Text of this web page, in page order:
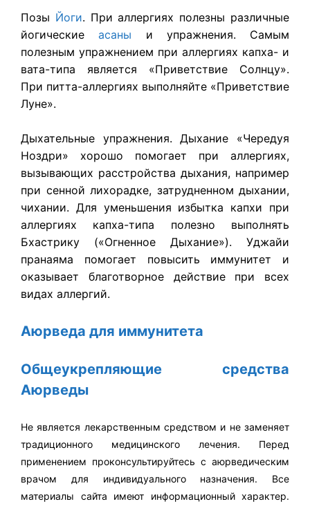
Позы Йоги. При аллергиях полезны различные
йогическиеасаны и упражнения. Самым
полезным упражнением при аллергиях капха- и
вата-типа является «Приветствие Солнцу».
При питта-аллергиях выполняйте «Приветствие
Луне».
Дыхательные упражнения. Дыхание «Чередуя
Ноздри» хорошо помогает при аллергиях,
вызывающих расстройства дыхания, например
при сенной лихорадке, затрудненном дыхании,
чихании. Для уменьшения избытка капхи при
аллергиях капха-типа полезно выполнять
Бхастрику («Огненное Дыхание»). Уджайи
пранаяма помогает повысить иммунитет и
оказывает благотворное действие при всех
видах аллергий.
Аюрведа для иммунитета
Общеукрепляющие средства
Аюрведы
Не является лекарственным средством и не заменяет
традиционного медицинского лечения. Перед
применением проконсультируйтесь с аюрведическим
врачом для индивидуального назначения. Все
материалы сайта имеют информационный характер.